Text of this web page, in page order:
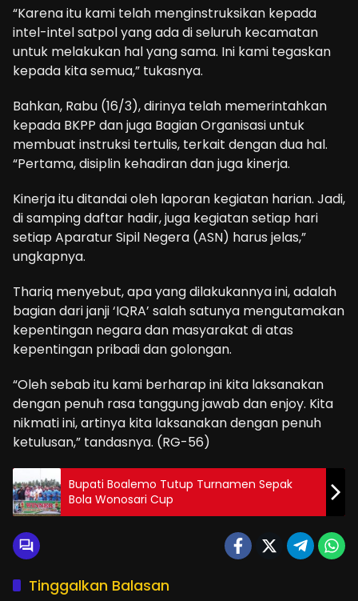
“Karena itu kami telah menginstruksikan kepada
intel-intel satpol yang ada di seluruh kecamatan
untuk melakukan hal yang sama. Ini kami tegaskan
kepada kita semua,” tukasnya.
Bahkan, Rabu (16/3), dirinya telah memerintahkan
kepada BKPP dan juga Bagian Organisasi untuk
membuat instruksi tertulis, terkait dengan dua hal.
“Pertama, disiplin kehadiran dan juga kinerja.
Kinerja itu ditandai oleh laporan kegiatan harian. Jadi,
di samping daftar hadir, juga kegiatan setiap hari
setiap Aparatur Sipil Negera (ASN) harus jelas,”
ungkapnya.
Thariq menyebut, apa yang dilakukannya ini, adalah
bagian dari janji ‘IQRA’ salah satunya mengutamakan
kepentingan negara dan masyarakat di atas
kepentingan pribadi dan golongan.
“Oleh sebab itu kami berharap ini kita laksanakan
dengan penuh rasa tanggung jawab dan enjoy. Kita
nikmati ini, artinya kita laksanakan dengan penuh
ketulusan,” tandasnya. (RG-56)
Bupati Boalemo Tutup Turnamen Sepak
Bola Wonosari Cup
Tinggalkan Balasan